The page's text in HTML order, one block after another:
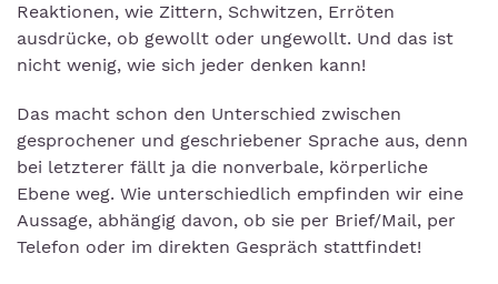
Reaktionen, wie Zittern, Schwitzen, Erröten
ausdrücke, ob gewollt oder ungewollt. Und das ist
nicht wenig, wie sich jeder denken kann!
Das macht schon den Unterschied zwischen
gesprochener und geschriebener Sprache aus, denn
bei letzterer fällt ja die nonverbale, körperliche
Ebene weg. Wie unterschiedlich empfinden wir eine
Aussage, abhängig davon, ob sie per Brief/Mail, per
Telefon oder im direkten Gespräch stattfindet!